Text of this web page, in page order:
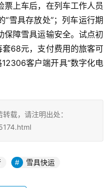
票上车后，在列车工作人员
雪具存放处”；列车运行期
保障雪具运输安全。试点初
套68元，支付费用的旅客可
客户端开具“数字化电
载，请注明出处：
雪具快运